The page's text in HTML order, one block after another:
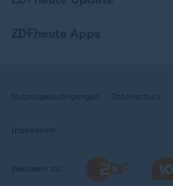
Nutzungsbedingungen Datenschutz
Impressum
Wechseln zu: